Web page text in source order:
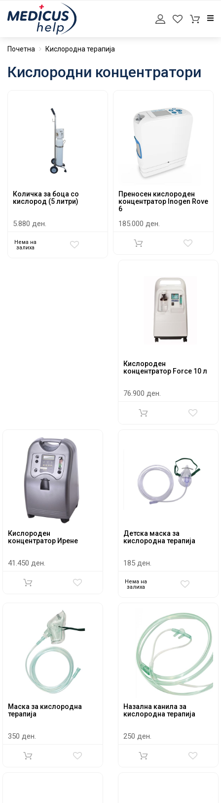
Почетна Кислородна терапија
Кислородни концентратори
Количка за боца со
кислород (5 литри)
5.880 ден.
Нема на
залиха
Преносен кислороден
концентратор Inogen Rove
6
185.000 ден.
Кислороден
концентратор Force 10 л
76.900 ден.
Кислороден
концентратор Ирене
41.450 ден.
Детска маска за
кислородна терапија
185 ден.
Нема на
залиха
Маска за кислородна
терапија
350 ден.
Назална канила за
кислородна терапија
250 ден.